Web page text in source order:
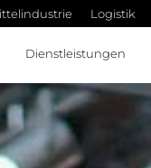
Logistik
Dienstleistungen